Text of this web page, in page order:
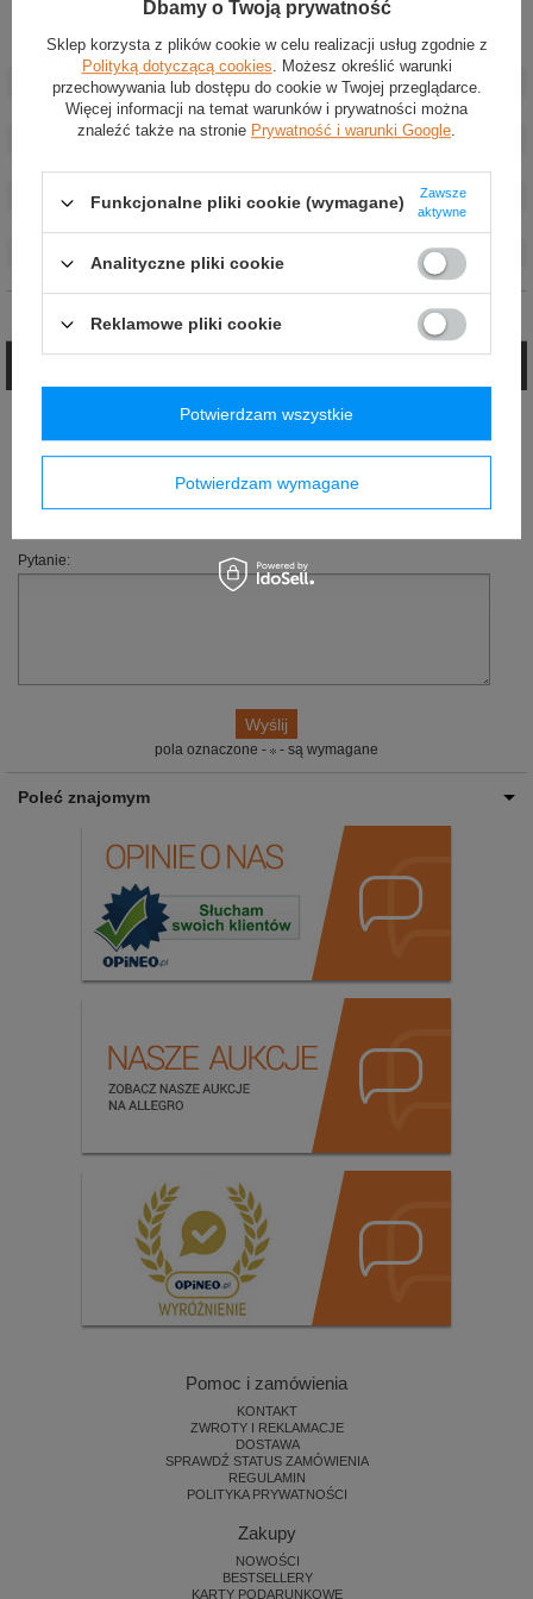
Stan:
Nowy
Kategoria:
Buty
Kolor:
Czarny
Grupa wiekowa:
Dorośli
Homologacja:
Bez homologacji
Marka:
Sparco
Materiał
Neopren
Opinie (0)
Jeżeli powyższy opis jest dla Ciebie niewystarczający, prześlij nam swoje
tylko będzie to możliwe.
Pytanie:
pola oznaczone - - są wymagane
Poleć znajomym
Pomoc i zamówienia
KONTAKT
ZWROTY I REKLAMACJE
DOSTAWA
SPRAWDŹ STATUS ZAMÓWIENIA
REGULAMIN
POLITYKA PRYWATNOŚCI
Zakupy
NOWOŚCI
BESTSELLERY
KARTY PODARUNKOWE
Dbamy o Twoją prywatność
Sklep korzysta z plików cookie w celu realizacji usług zgodnie z
Polityką dotyczącą cookies. Możesz określić warunki
przechowywania lub dostępu do cookie w Twojej przeglądarce.
Więcej informacji na temat warunków i prywatności można
znaleźć także na stronie Prywatność i warunki Google.
Funkcjonalne pliki cookie (wymagane)
Zawsze
aktywne
Analityczne pliki cookie
Reklamowe pliki cookie
Potwierdzam wymagane
Potwierdzam wszystkie